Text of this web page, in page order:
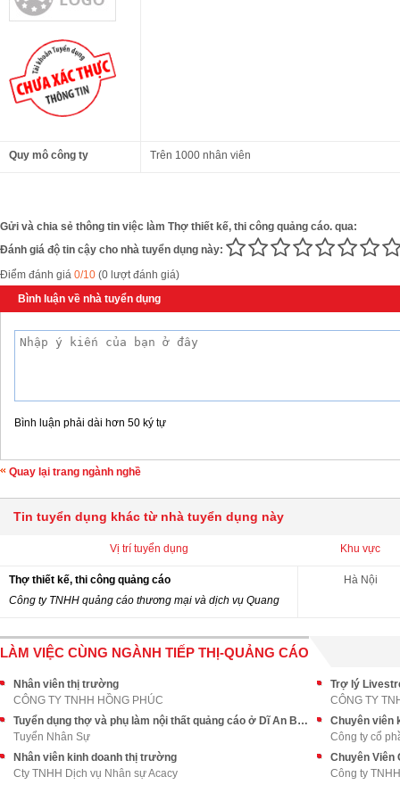
Quy mô công ty Trên 1000 nhân viên
Gửi và chia sẻ thông tin việc làm Thợ thiết kế, thi công quảng cáo. qua:
Đánh giá độ tin cậy cho nhà tuyển dụng này:
Điểm đánh giá 0/10 (0 lượt đánh giá)
Bình luận về nhà tuyển dụng
Bình luận phải dài hơn 50 ký tự
Quay lại trang ngành nghề
Tin tuyển dụng khác từ nhà tuyển dụng này
Vị trí tuyển dụng Khu vực
Thợ thiết kế, thi công quảng cáo
Công ty TNHH quảng cáo thương mại và dịch vụ Quang
Hà Nội
LÀM VIỆC CÙNG NGÀNH TIẾP THỊ-QUẢNG CÁO
Nhân viên thị trường
CÔNG TY TNHH HỒNG PHÚC
Trợ lý
CÔNG TY
Tuyển dụng thợ và phụ làm nội thất quảng cáo ở Dĩ An Bình Dương
Tuyển Nhân Sự
Chuyên viên
Công ty cổ
Nhân viên kinh doanh thị trường
Cty TNHH Dịch vụ Nhân sự Acacy
Công ty